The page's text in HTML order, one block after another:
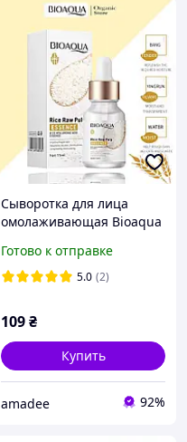
Сыворотка для лица
омолаживающая Bioaqua
экстрактом риса
Готово к отправке
5.0 (2)
109₴
Купить
amadee 92%